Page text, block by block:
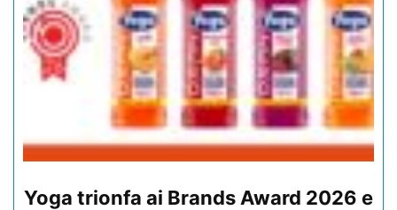
Yoga trionfa ai Brands Award 2026 e